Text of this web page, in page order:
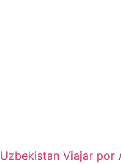
Uzbekistan Viajar por